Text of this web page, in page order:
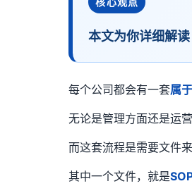
本文为你详细解读
每个公司都会有一套属
无论是管理方面还是运营
而这套流程是需要文件来
其中一个文件，就是